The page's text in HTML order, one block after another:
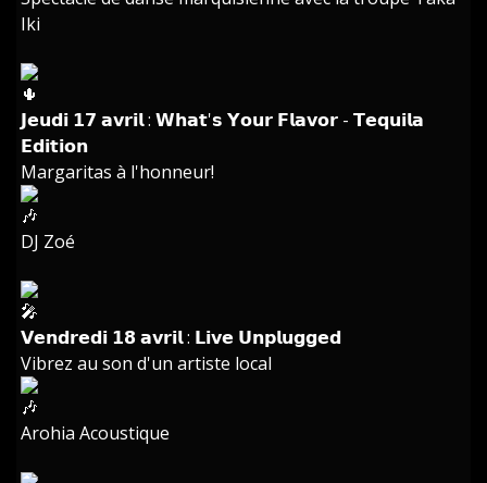
Iki
𝗝𝗲𝘂𝗱𝗶 𝟭𝟳 𝗮𝘃𝗿𝗶𝗹 : 𝗪𝗵𝗮𝘁'𝘀 𝗬𝗼𝘂𝗿 𝗙𝗹𝗮𝘃𝗼𝗿 - 𝗧𝗲𝗾𝘂𝗶𝗹𝗮
𝗘𝗱𝗶𝘁𝗶𝗼𝗻
Margaritas à l'honneur!
DJ Zoé
𝗩𝗲𝗻𝗱𝗿𝗲𝗱𝗶 𝟭𝟴 𝗮𝘃𝗿𝗶𝗹 : 𝗟𝗶𝘃𝗲 𝗨𝗻𝗽𝗹𝘂𝗴𝗴𝗲𝗱
Vibrez au son d'un artiste local
Arohia Acoustique